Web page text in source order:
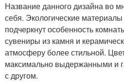
Название данного дизайна во
себя. Экологические материалы
подчеркнут особенность
сувениры из камня и
атмосферу более стильной.
максимально выдержанными и
с другом.